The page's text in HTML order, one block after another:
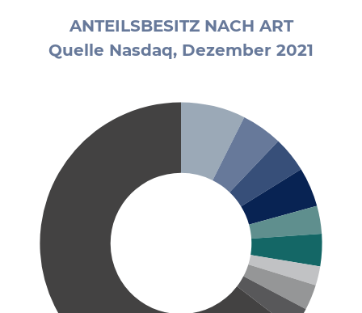
ANTEILSBESITZ NACH ART
Quelle Nasdaq, Dezember 2021